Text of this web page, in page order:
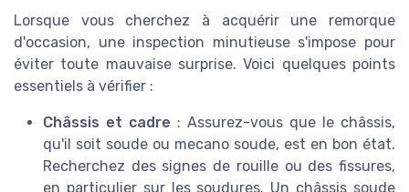
Lorsque vous cherchez à acquérir une remorque
d'occasion, une inspection minutieuse s'impose pour
éviter toute mauvaise surprise. Voici quelques points
essentiels à vérifier :
Châssis et cadre : Assurez-vous que le châssis,
qu'il soit soude ou mecano soude, est en bon état.
Recherchez des signes de rouille ou des fissures,
en particulier sur les soudures. Un châssis soude